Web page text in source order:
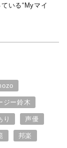
いる“Myマイ
ジー鈴木
り 声優
邦楽